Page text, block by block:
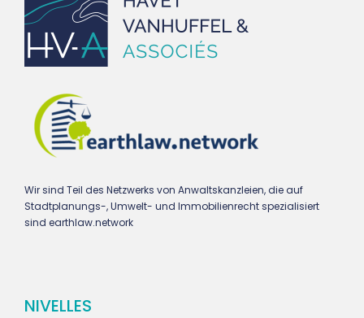
Wir sind Teil des Netzwerks von Anwaltskanzleien, die auf
Stadtplanungs-, Umwelt- und Immobilienrecht spezialisiert
sind earthlaw.network
NIVELLES